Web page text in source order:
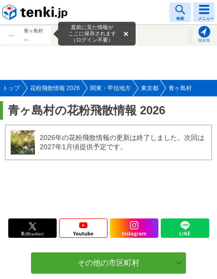
検索 メニュー
青ヶ島村
---
現在地
直前に見た情報が
ここに保存されます
（ログイン不要）
トップ 花粉飛散情報 2026 関東・甲信地方 東京都 青ヶ島村
青ヶ島村の花粉飛散情報 2026
2026年の花粉飛散情報の更新は終了しました。次回は
2027年1月頃提供予定です。
その他の市区町村